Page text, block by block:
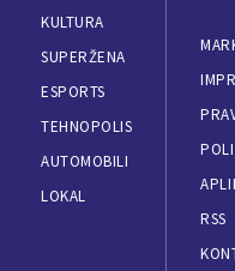
KULTURA
SUPERŽENA
ESPORTS
TEHNOPOLIS
AUTOMOBILI
LOKAL
RSS